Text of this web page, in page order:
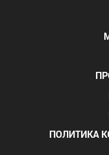
ПОЛИТИКА